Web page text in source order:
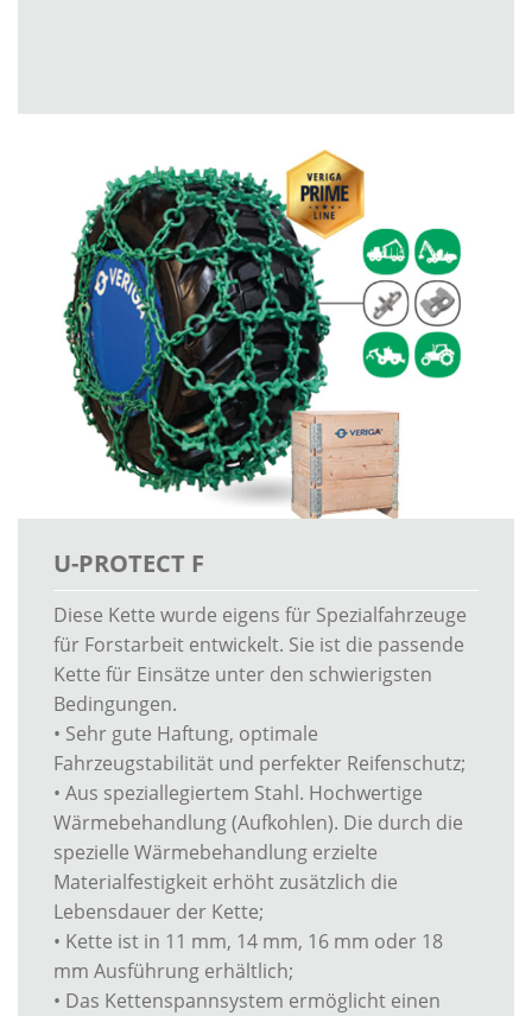
U-PROTECT F
Diese Kette wurde eigens für Spezialfahrzeuge
für Forstarbeit entwickelt. Sie ist die passende
Kette für Einsätze unter den schwierigsten
Bedingungen.
• Sehr gute Haftung, optimale
Fahrzeugstabilität und perfekter Reifenschutz;
• Aus speziallegiertem Stahl. Hochwertige
Wärmebehandlung (Aufkohlen). Die durch die
spezielle Wärmebehandlung erzielte
Materialfestigkeit erhöht zusätzlich die
Lebensdauer der Kette;
• Kette ist in 11 mm, 14 mm, 16 mm oder 18
mm Ausführung erhältlich;
• Das Kettenspannsystem ermöglicht einen